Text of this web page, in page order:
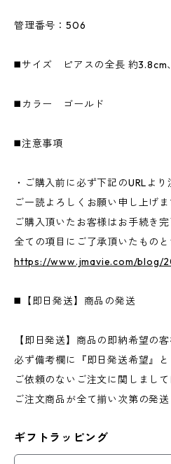
管理番号：506
◼️サイズ ピアスの全長 約3.8cm
◼️カラー ゴールド
◼️注意事項
・ご購入前に必ず下記のURLより
ご一読よろしくお願い申し上げま
ご購入頂いたお客様はお手続き
全ての項目にご了承頂いたものと
https://www.jmavie.com/blog/
◼️【即日発送】商品の発送
【即日発送】商品の即納希望の
必ず備考欄に『即日発送希望』と
ご依頼のないご注文に関しまして
ご注文商品が全て揃い次第の発送
ギフトラッピング